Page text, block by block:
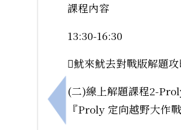
上一筆：有關本局8月份
課程內容
13:30-16:30
魷來魷去對戰版解題
(二)線上解題課程2-
『Proly 定向越野大作